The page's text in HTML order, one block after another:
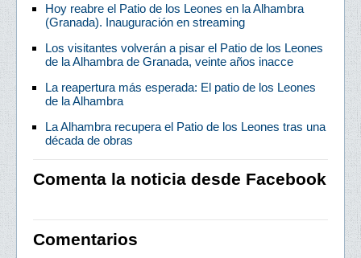
Hoy reabre el Patio de los Leones en la Alhambra
(Granada). Inauguración en streaming
Los visitantes volverán a pisar el Patio de los Leones
de la Alhambra de Granada, veinte años inacce
La reapertura más esperada: El patio de los Leones
de la Alhambra
La Alhambra recupera el Patio de los Leones tras una
década de obras
Comenta la noticia desde Facebook
Comentarios